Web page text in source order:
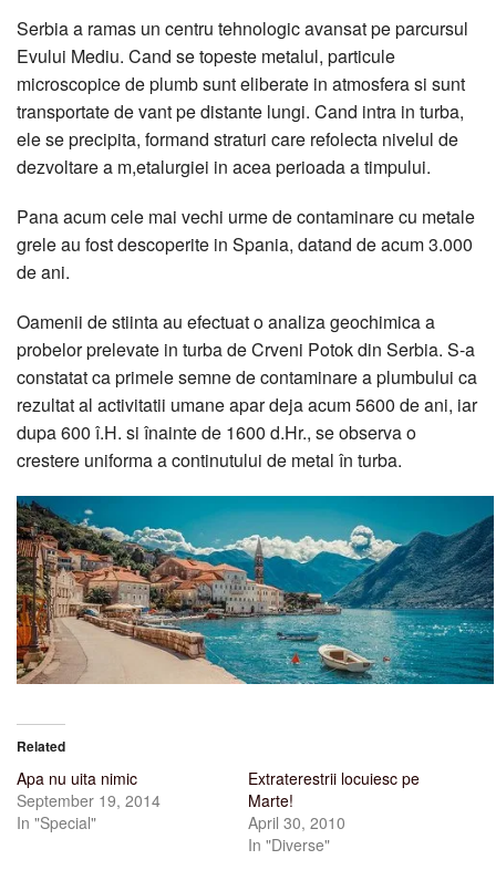
Serbia a ramas un centru tehnologic avansat pe parcursul
Evului Mediu. Cand se topeste metalul, particule
microscopice de plumb sunt eliberate in atmosfera si sunt
transportate de vant pe distante lungi. Cand intra in turba,
ele se precipita, formand straturi care refolecta nivelul de
dezvoltare a m,etalurgiei in acea perioada a timpului.
Pana acum cele mai vechi urme de contaminare cu metale
grele au fost descoperite in Spania, datand de acum 3.000
de ani.
Oamenii de stiinta au efectuat o analiza geochimica a
probelor prelevate in turba de Crveni Potok din Serbia. S-a
constatat ca primele semne de contaminare a plumbului ca
rezultat al activitatii umane apar deja acum 5600 de ani, iar
dupa 600 î.H. si înainte de 1600 d.Hr., se observa o
crestere uniforma a continutului de metal în turba.
Related
Apa nu uita nimic
September 19, 2014
In "Special"
Extraterestrii locuiesc pe
Marte!
April 30, 2010
In "Diverse"